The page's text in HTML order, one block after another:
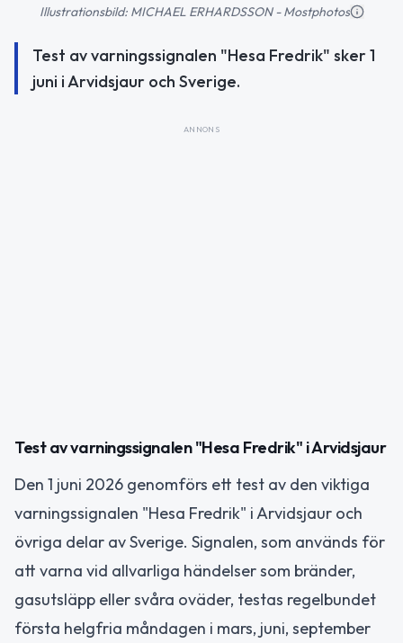
Illustrationsbild: MICHAEL ERHARDSSON - Mostphotos
Test av varningssignalen "Hesa Fredrik" sker 1
juni i Arvidsjaur och Sverige.
ANNONS
Test av varningssignalen "Hesa Fredrik" i Arvidsjaur
Den 1 juni 2026 genomförs ett test av den viktiga
varningssignalen "Hesa Fredrik" i Arvidsjaur och
övriga delar av Sverige. Signalen, som används för
att varna vid allvarliga händelser som bränder,
gasutsläpp eller svåra oväder, testas regelbundet
första helgfria måndagen i mars, juni, september